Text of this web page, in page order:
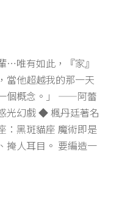
…唯有如此，『家』
當他超越我的那一天
個概念。」 ——阿蕾
光幻戲 ◆ 楓丹廷著名
黑斑貓座 魔術即是
人耳目。 要編造一